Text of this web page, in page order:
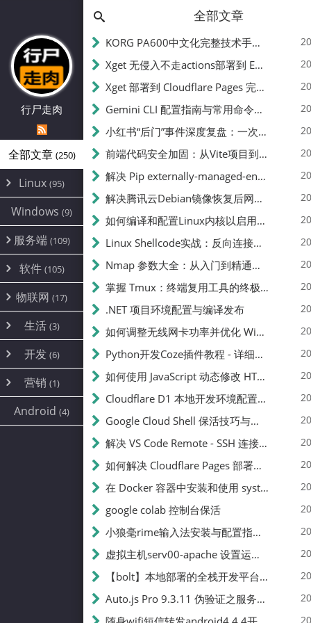
行尸走肉
全部文章 (250)
Linux (95)
Alpine
CentOS(17)
Debian(24)
ProxmoxVE
Ubuntu(7)
Windows (9)
服务端 (109)
环境配置
DD重装(3)
加速优化(34)
面板(12)
容器
游戏 (7)
饥荒(7)
云服务商(4)
WEB源码(6)
建站(5)
软件 (105)
安全(12)
办公(4)
图片 (2)
文件
系统 (35)
AI(10)
物联网 (17)
路由器
随身wifi(1)
mobile(14)
刷机
magisk
生活 (3)
线报
sim卡(1)
开发 (6)
编译
JavaScript(2)
python(2)
营销 (1)
公关(1)
SEO(1)
Android (4)
全部文章
KORG PA600中文化完整技术手册 - 从逆向到实现的全流程指南
Xget 无侵入不走actions部署到 EdgeOne Pages 指南
Xget 部署到 Cloudflare Pages 完整指南 - 无需修改源码的构建配置
Gemini CLI 配置指南与常用命令中文翻译 | API Key、MCP、代理设置
小红书“后门”事件深度复盘：一次沉默危机下的品牌、技术与流程三重考验
前端代码安全加固：从Vite项目到纯静态页面的深度混淆技术备忘
解决 Pip externally-managed-environment 错误：临时与永久绕过方案
解决腾讯云Debian镜像恢复后网络不通问题
如何编译和配置Linux内核以启用BBR2 | 内核编译教程
Linux Shellcode实战：反向连接、持久化、免杀技术详解（MSF,Cobalt Strike）- 从原理到C加载器实现
Nmap 参数大全：从入门到精通，掌握网络扫描的核心技巧
掌握 Tmux：终端复用工具的终极指南
.NET 项目环境配置与编译发布
如何调整无线网卡功率并优化 Wifite 的功率设置
Python开发Coze插件教程 - 详细步骤与注意事项
如何使用 JavaScript 动态修改 HTML 中的权限文本 | 前端开发教程
Cloudflare D1 本地开发环境配置指南 | CF Pages Local Development Guide
Google Cloud Shell 保活技巧与配额时间查看方法
解决 VS Code Remote - SSH 连接失败问题：从权限问题到成功启动
如何解决 Cloudflare Pages 部署中的 API Token 权限问题
在 Docker 容器中安装和使用 systemctl 的完整指南
google colab 控制台保活
小狼毫rime输入法安装与配置指南：从基础到高级自定义
虚拟主机serv00-apache 设置运行目录
【bolt】本地部署的全栈开发平台，支持本地及众多API，本地一键生成应用，部署教程
Auto.js Pro 9.3.11 伪验证之服务器接口 Nginx 版
📝
250
篇文章
✍️
231k
总字数
👥